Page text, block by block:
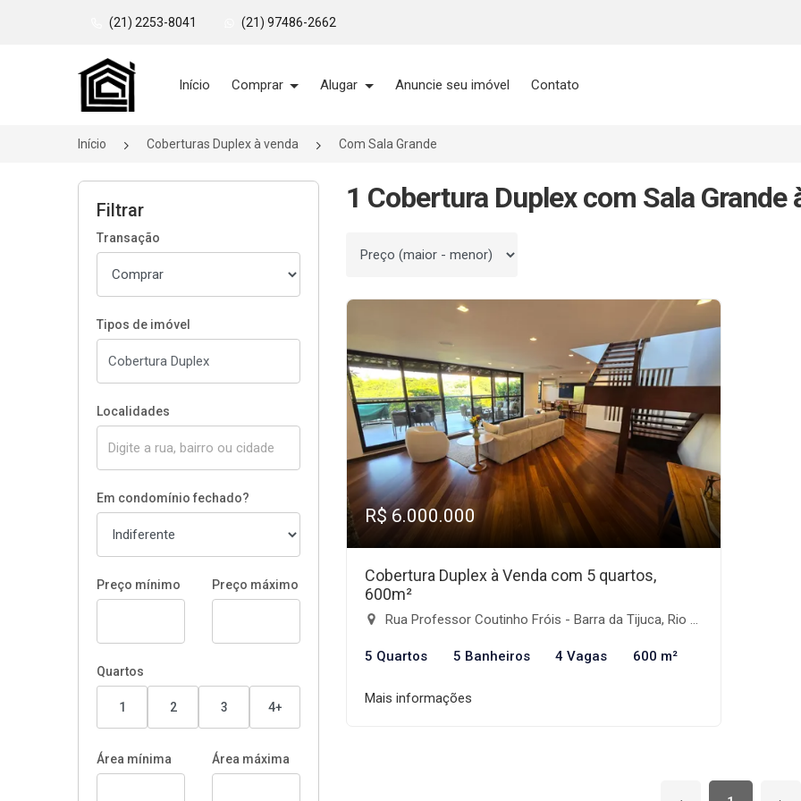
(21) 2253-8041 (21) 97486-2662
Página inicial
Início Comprar Alugar Anuncie seu imóvel Contato
Início Coberturas Duplex à venda Com Sala Grande
Filtrar
Transação
Tipos de imóvel
Localidades
Em condomínio fechado?
Preço mínimo Preço máximo
Quartos
1 2 3 4+
Área mínima Área máxima
1 Cobertura Duplex com Sala Grande
Ordenar por
R$ 6.000.000
Cobertura Duplex à Venda com 5 quartos,
600m²
Rua Professor Coutinho Fróis - Barra da Tijuca, Rio de Janeiro-RJ
5 Quartos 5 Banheiros 4 Vagas 600 m²
Mais informações